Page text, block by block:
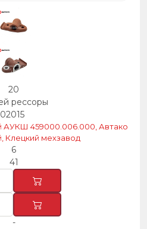
20
рессоры
459000.006.000, Автако
мехзавод
6
41
-